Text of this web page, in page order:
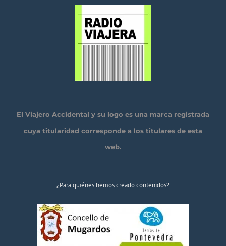
El Viajero Accidental y su logo es una marca registrada
cuya titularidad corresponde a los titulares de esta
web.
¿Para quiénes hemos creado contenidos?